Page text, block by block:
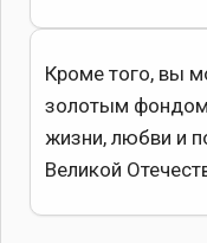
Кроме того, вы
золотым фондом
жизни, любви и
Великой